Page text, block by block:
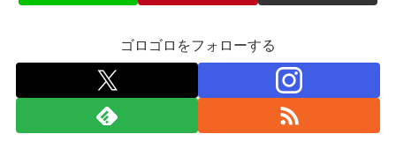
ゴロゴロをフォローする